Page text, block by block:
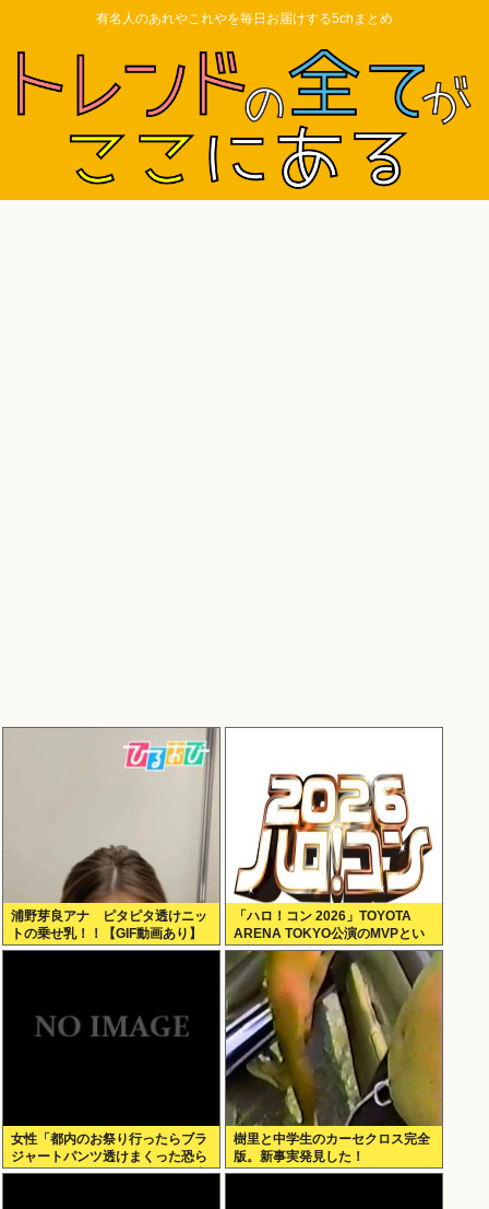
有名人のあれやこれやを毎日お届けする5chまとめ
浦野芽良アナ ピタピタ透けニッ
トの乗せ乳！！【GIF動画あり】
「ハロ！コン 2026」TOYOTA
ARENA TOKYO公演のMVPとい
えば？
女性「都内のお祭り行ったらブラ
ジャートパンツ透けまくった恐ら
くSHEINで買ったペラペラの浴衣
樹里と中学生のカーセクロス完全
版。新事実発見した！